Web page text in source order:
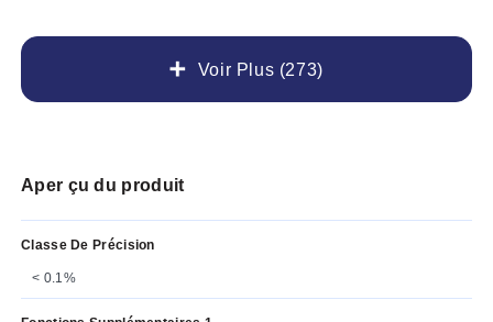
Voir Plus (273)
Aper çu du produit
Classe De Précision
< 0.1%